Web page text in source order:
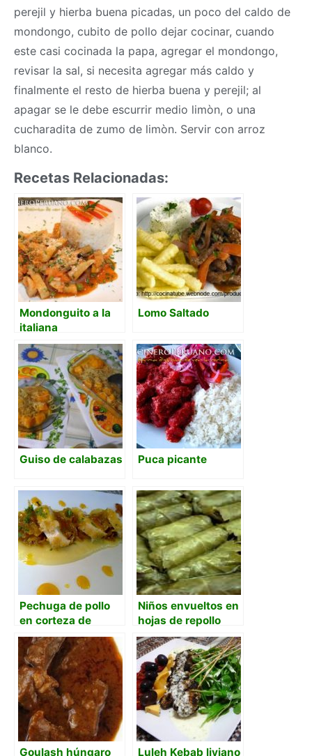
perejil y hierba buena picadas, un poco del caldo de
mondongo, cubito de pollo dejar cocinar, cuando
este casi cocinada la papa, agregar el mondongo,
revisar la sal, si necesita agregar más caldo y
finalmente el resto de hierba buena y perejil; al
apagar se le debe escurrir medio limòn, o una
cucharadita de zumo de limòn. Servir con arroz
blanco.
Recetas Relacionadas:
Mondonguito a la
italiana
Lomo Saltado
Guiso de calabazas Puca picante
Pechuga de pollo
en corteza de
citricos, con cebolla
confitada a la
naranja, crema de
patatas y salsa de
naranja y miel
Niños envueltos en
hojas de repollo
Goulash húngaro Luleh Kebab liviano